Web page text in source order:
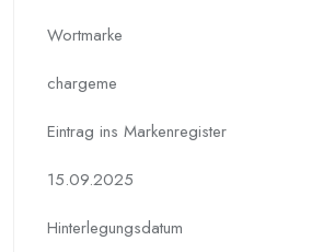
Wortmarke
chargeme
Eintrag ins Markenregister
15.09.2025
Hinterlegungs­datum